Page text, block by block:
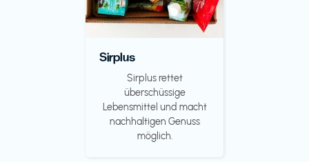
Sirplus
Sirplus rettet
überschüssige
Lebensmittel und macht
nachhaltigen Genuss
möglich.